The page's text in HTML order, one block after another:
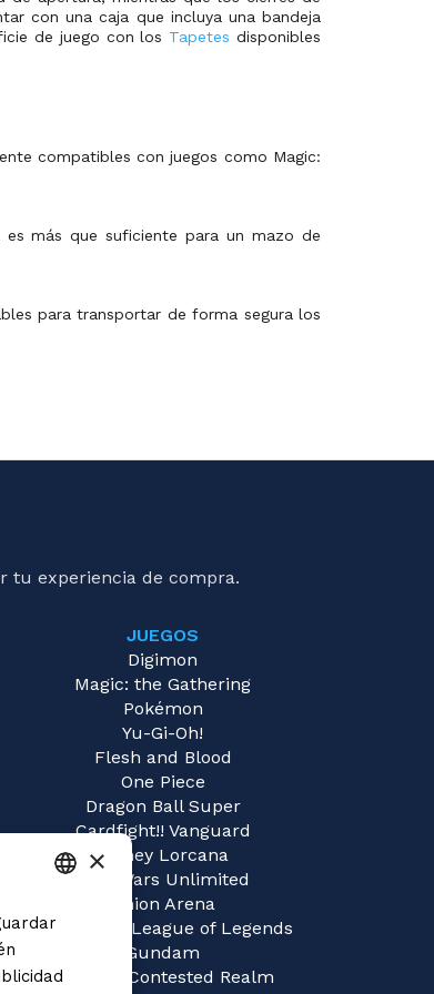
con una caja que incluya una bandeja
de juego con los Tapetes disponibles
compatibles con juegos como Magic:
más que suficiente para un mazo de
para transportar de forma segura los
tu experiencia de compra.
JUEGOS
Digimon
Magic: the Gathering
Pokémon
Yu-Gi-Oh!
Flesh and Blood
One Piece
Dragon Ball Super
Cardfight!! Vanguard
Disney Lorcana
Star Wars Unlimited
Union Arena
Riftbound | League of Legends
Gundam
Sorcery: Contested Realm
ITALIAN
×